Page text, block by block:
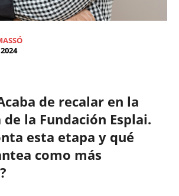
de recalar en la
la Fundación Esplai.
esta etapa y qué
como más